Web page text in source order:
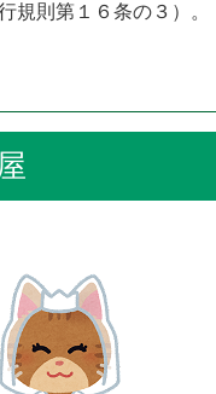
規則第１６条の３）。
部屋 「